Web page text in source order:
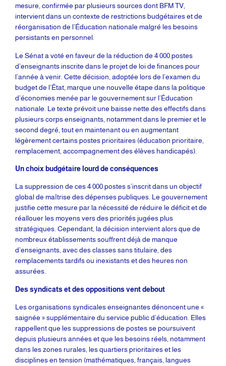
mesure, confirmée par plusieurs sources dont BFM TV,
intervient dans un contexte de restrictions budgétaires et de
réorganisation de l’Éducation nationale malgré les besoins
persistants en personnel.
Le Sénat a voté en faveur de la réduction de 4 000 postes
d’enseignants inscrite dans le projet de loi de finances pour
l’année à venir. Cette décision, adoptée lors de l’examen du
budget de l’État, marque une nouvelle étape dans la politique
d’économies menée par le gouvernement sur l’Éducation
nationale. Le texte prévoit une baisse nette des effectifs dans
plusieurs corps enseignants, notamment dans le premier et le
second degré, tout en maintenant ou en augmentant
légèrement certains postes prioritaires (éducation prioritaire,
remplacement, accompagnement des élèves handicapés).
Un choix budgétaire lourd de conséquences
La suppression de ces 4 000 postes s’inscrit dans un objectif
global de maîtrise des dépenses publiques. Le gouvernement
justifie cette mesure par la nécessité de réduire le déficit et de
réallouer les moyens vers des priorités jugées plus
stratégiques. Cependant, la décision intervient alors que de
nombreux établissements souffrent déjà de manque
d’enseignants, avec des classes sans titulaire, des
remplacements tardifs ou inexistants et des heures non
assurées.
Des syndicats et des oppositions vent debout
Les organisations syndicales enseignantes dénoncent une «
saignée » supplémentaire du service public d’éducation. Elles
rappellent que les suppressions de postes se poursuivent
depuis plusieurs années et que les besoins réels, notamment
dans les zones rurales, les quartiers prioritaires et les
disciplines en tension (mathématiques, français, langues